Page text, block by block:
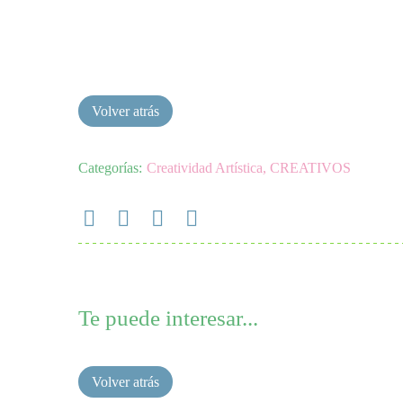
Categorías: Creatividad Artística, CREATIVOS
Te puede interesar...